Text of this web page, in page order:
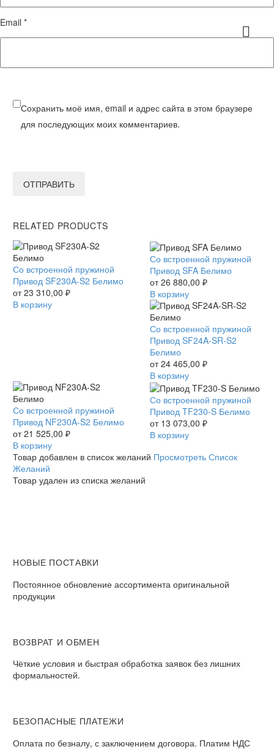
Email *
Сохранить моё имя, email и адрес сайта в этом браузере
для последующих моих комментариев.
ОТПРАВИТЬ
RELATED PRODUCTS
Привод
SF230A-
S2
Белимо
Со встроенной пружиной
Привод SF230A-S2 Белимо
от23 310,00 ₽
В корзину
Привод
SFA
Белимо
Со встроенной пружиной
Привод SFA Белимо
от26 880,00 ₽
В корзину
Привод
SF24A-
SR-
S2
Белимо
Со встроенной пружиной
Привод SF24A-SR-S2
Белимо
от24 465,00 ₽
В корзину
Привод
NF230A-
S2
Белимо
Со встроенной пружиной
Привод NF230A-S2 Белимо
от21 525,00 ₽
В корзину
Привод
TF230-
S
Белимо
Со встроенной пружиной
Привод TF230-S Белимо
от 13 073,00 ₽
В корзину
Товар добавлен в список желаний Просмотреть Список
Желаний
Товар удален из списка желаний
НОВЫЕ ПОСТАВКИ
Постоянное обновление ассортимента оригинальной
продукции
ВОЗВРАТ И ОБМЕН​
Чёткие условия и быстрая обработка заявок без лишних
формальностей.​
БЕЗОПАСНЫЕ ПЛАТЕЖИ​
Оплата по безналу, с заключением договора. Платим НДС​